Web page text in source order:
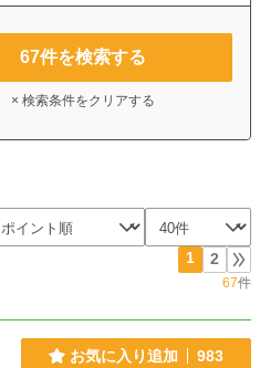
67件を検索する
× 検索条件をクリアする
1 2
67件
お気に入り追加 983